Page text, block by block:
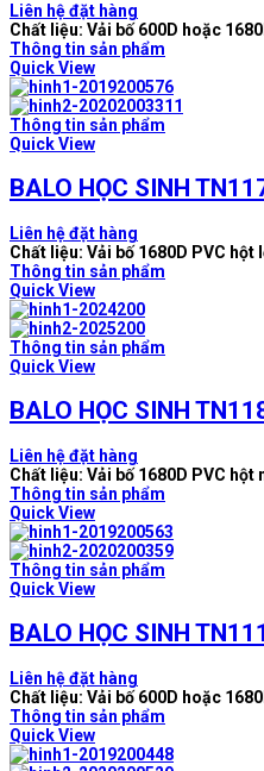
Liên hệ đặt hàng
Chất liệu: Vải bố 600D hoặc
Thông tin sản phẩm
Quick View
Thông tin sản phẩm
Quick View
BALO HỌC SINH
Liên hệ đặt hàng
Chất liệu: Vải bố 1680D PVC hột
Thông tin sản phẩm
Quick View
Thông tin sản phẩm
Quick View
BALO HỌC SINH
Liên hệ đặt hàng
Chất liệu: Vải bố 1680D PVC
Thông tin sản phẩm
Quick View
Thông tin sản phẩm
Quick View
BALO HỌC SINH TN111
Liên hệ đặt hàng
Chất liệu: Vải bố 600D hoặc
Thông tin sản phẩm
Quick View